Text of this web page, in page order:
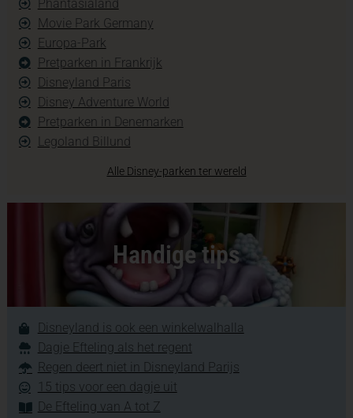
Phantasialand
Movie Park Germany
Europa-Park
Pretparken in Frankrijk
Disneyland Paris
Disney Adventure World
Pretparken in Denemarken
Legoland Billund
Alle Disney-parken ter wereld
Handige tips
Disneyland is ook een winkelwalhalla
Dagje Efteling als het regent
Regen deert niet in Disneyland Parijs
15 tips voor een dagje uit
De Efteling van A tot Z